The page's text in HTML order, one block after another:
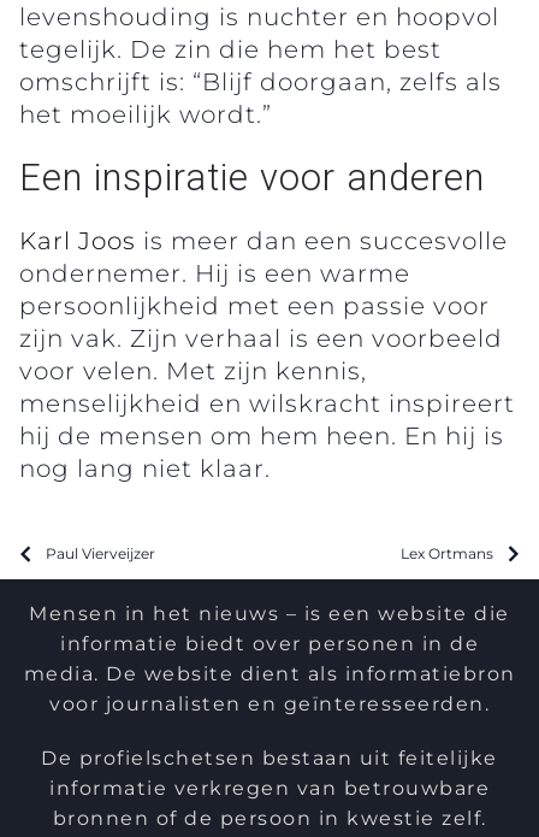
levenshouding is nuchter en hoopvol
tegelijk. De zin die hem het best
omschrijft is: “Blijf doorgaan, zelfs als
het moeilijk wordt.”
Een inspiratie voor anderen
Karl Joos is meer dan een succesvolle
ondernemer. Hij is een warme
persoonlijkheid met een passie voor
zijn vak. Zijn verhaal is een voorbeeld
voor velen. Met zijn kennis,
menselijkheid en wilskracht inspireert
hij de mensen om hem heen. En hij is
nog lang niet klaar.
Paul Vierveijzer Lex Ortmans
Mensen in het nieuws – is een website die
informatie biedt over personen in de
media. De website dient als informatiebron
voor journalisten en geïnteresseerden.
De profielschetsen bestaan uit feitelijke
informatie verkregen van betrouwbare
bronnen of de persoon in kwestie zelf.